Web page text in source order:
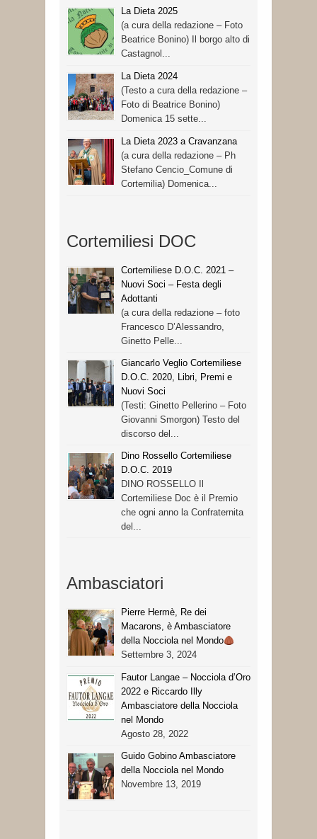
La Dieta 2025
(a cura della redazione – Foto
Beatrice Bonino) Il borgo alto di
Castagnol...
La Dieta 2024
(Testo a cura della redazione –
Foto di Beatrice Bonino)
Domenica 15 sette...
La Dieta 2023 a Cravanzana
(a cura della redazione – Ph
Stefano Cencio_Comune di
Cortemilia) Domenica...
Cortemiliesi DOC
Cortemiliese D.O.C. 2021 –
Nuovi Soci – Festa degli
Adottanti
(a cura della redazione – foto
Francesco D’Alessandro,
Ginetto Pelle...
Giancarlo Veglio Cortemiliese
D.O.C. 2020, Libri, Premi e
Nuovi Soci
(Testi: Ginetto Pellerino – Foto
Giovanni Smorgon) Testo del
discorso del...
Dino Rossello Cortemiliese
D.O.C. 2019
DINO ROSSELLO Il
Cortemiliese Doc è il Premio
che ogni anno la Confraternita
del...
Ambasciatori
Pierre Hermè, Re dei
Macarons, è Ambasciatore
della Nocciola nel Mondo
Settembre 3, 2024
Fautor Langae – Nocciola d’Oro
2022 e Riccardo Illy
Ambasciatore della Nocciola
nel Mondo
Agosto 28, 2022
Guido Gobino Ambasciatore
della Nocciola nel Mondo
Novembre 13, 2019